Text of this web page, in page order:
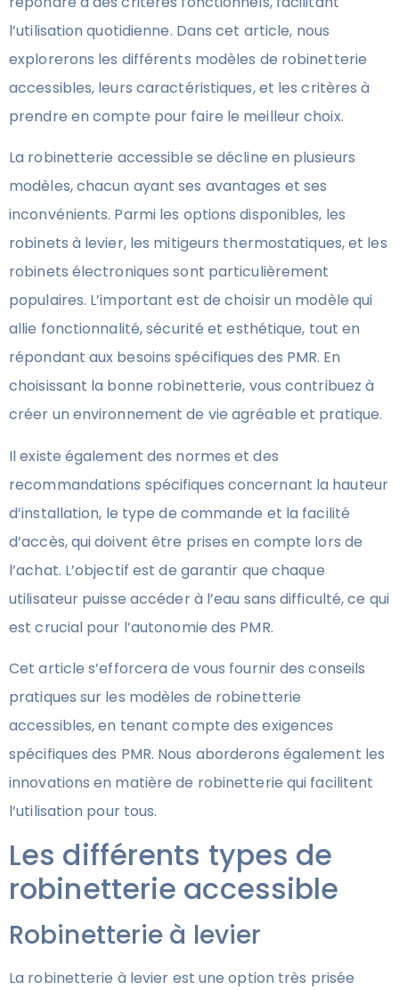
l’utilisation quotidienne. Dans cet article, nous
explorerons les différents modèles de robinetterie
accessibles, leurs caractéristiques, et les critères à
prendre en compte pour faire le meilleur choix.
La robinetterie accessible se décline en plusieurs
modèles, chacun ayant ses avantages et ses
inconvénients. Parmi les options disponibles, les
robinets à levier, les mitigeurs thermostatiques, et les
robinets électroniques sont particulièrement
populaires. L’important est de choisir un modèle qui
allie fonctionnalité, sécurité et esthétique, tout en
répondant aux besoins spécifiques des PMR. En
choisissant la bonne robinetterie, vous contribuez à
créer un environnement de vie agréable et pratique.
Il existe également des normes et des
recommandations spécifiques concernant la hauteur
d’installation, le type de commande et la facilité
d’accès, qui doivent être prises en compte lors de
l’achat. L’objectif est de garantir que chaque
utilisateur puisse accéder à l’eau sans difficulté, ce qui
est crucial pour l’autonomie des PMR.
Cet article s’efforcera de vous fournir des conseils
pratiques sur les modèles de robinetterie
accessibles, en tenant compte des exigences
spécifiques des PMR. Nous aborderons également les
innovations en matière de robinetterie qui facilitent
l’utilisation pour tous.
Les différents types de
robinetterie accessible
Robinetterie à levier
La robinetterie à levier est une option très prisée